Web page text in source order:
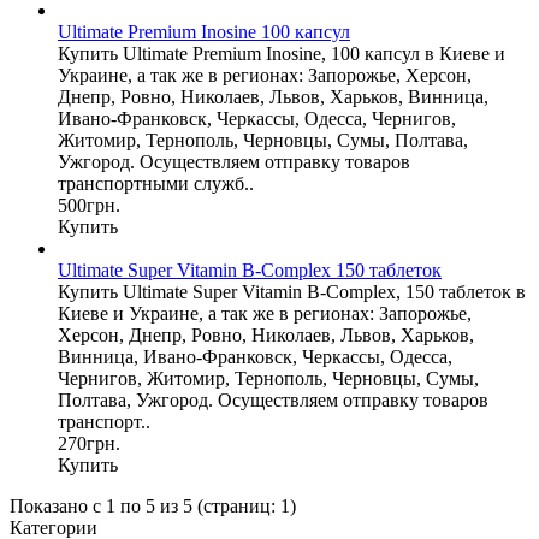
Ultimate Premium Inosine 100 капсул
Купить Ultimate Premium Inosine, 100 капсул в Киеве и
Украине, а так же в регионах: Запорожье, Херсон,
Днепр, Ровно, Николаев, Львов, Харьков, Винница,
Ивано-Франковск, Черкассы, Одесса, Чернигов,
Житомир, Тернополь, Черновцы, Сумы, Полтава,
Ужгород. Осуществляем отправку товаров
транспортными служб..
500грн.
Купить
Ultimate Super Vitamin B-Complex 150 таблеток
Купить Ultimate Super Vitamin B-Complex, 150 таблеток в
Киеве и Украине, а так же в регионах: Запорожье,
Херсон, Днепр, Ровно, Николаев, Львов, Харьков,
Винница, Ивано-Франковск, Черкассы, Одесса,
Чернигов, Житомир, Тернополь, Черновцы, Сумы,
Полтава, Ужгород. Осуществляем отправку товаров
транспорт..
270грн.
Купить
Показано с 1 по 5 из 5 (страниц: 1)
Категории